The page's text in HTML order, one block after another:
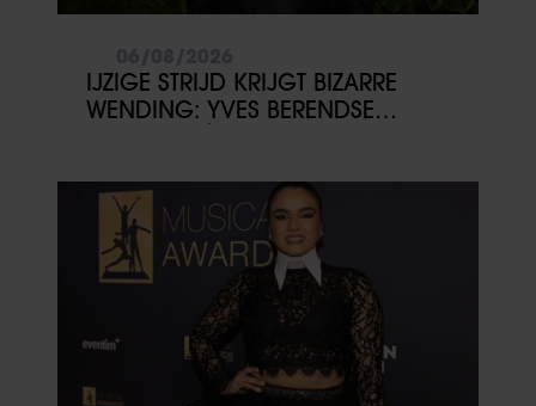
IJZIGE STRIJD KRIJGT BIZARRE
WENDING: YVES BERENDSE